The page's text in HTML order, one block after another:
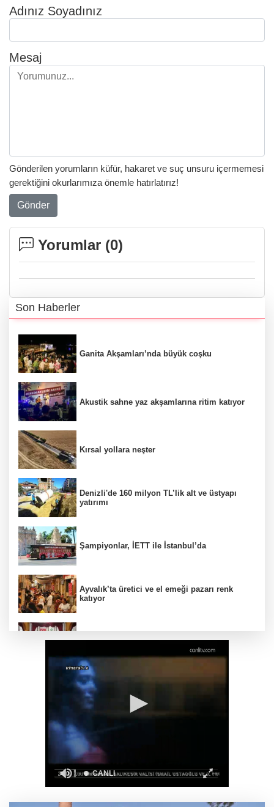
Adınız Soyadınız
Mesaj
Gönderilen yorumların küfür, hakaret ve suç unsuru içermemesi
gerektiğini okurlarımıza önemle hatırlatırız!
Gönder
Yorumlar (0)
Son Haberler
Ganita Akşamları’nda büyük coşku
Akustik sahne yaz akşamlarına ritim katıyor
Kırsal yollara neşter
Denizli'de 160 milyon TL’lik alt ve üstyapı
yatırımı
Şampiyonlar, İETT ile İstanbul’da
Ayvalık’ta üretici ve el emeği pazarı renk
katıyor
İpsala OSB'nin gelişimi için kritik ziyaret
Bursa Büyükşehir Harmancık’ta da yolları
yeniliyor
Ağrı'da toplu sünnet şöleni